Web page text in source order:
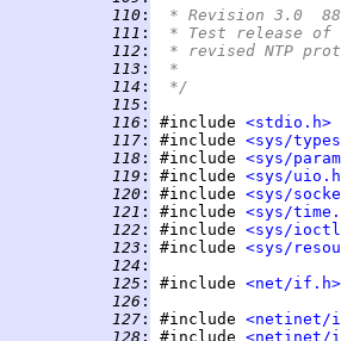
110 :
* Revision 3.0
111 :
* Test release of
112 :
* revised NTP
113 :
*
114 :
*/
115 :
116 : #include <stdio.h>
117 : #include <sys/
118 : #include <sys/
119 : #include <sys/
120 : #include <sys/
121 : #include <sys/
122 : #include <sys/
123 : #include <sys/
124 :
125 : #include <net/if.h>
126 :
127 : #include <netinet/
128 : #include <netinet/